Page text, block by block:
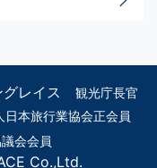
グレイス 観光庁長官
日本旅行業協会正会員
会会員
Co.,Ltd.